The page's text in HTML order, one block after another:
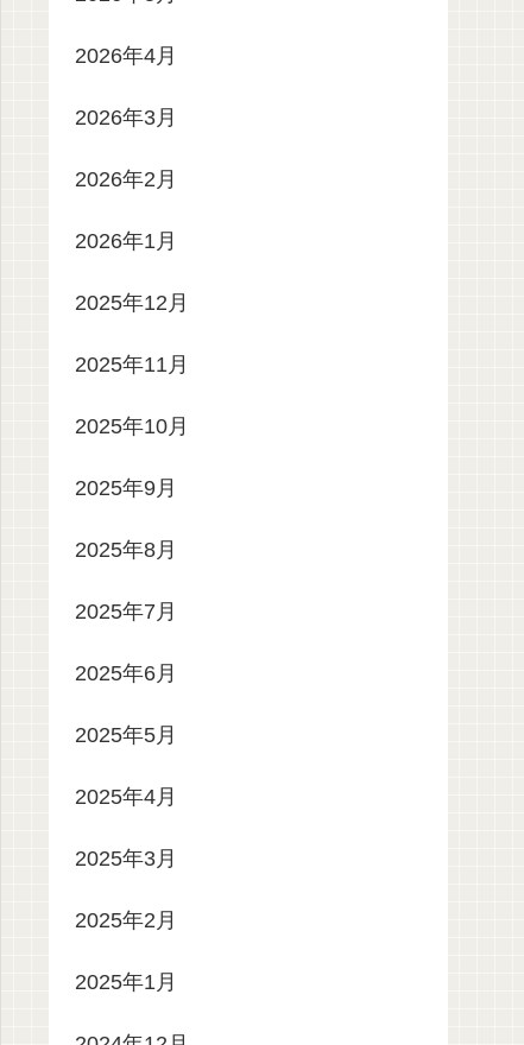
2026年4月
2026年3月
2026年2月
2026年1月
2025年12月
2025年11月
2025年10月
2025年9月
2025年8月
2025年7月
2025年6月
2025年5月
2025年4月
2025年3月
2025年2月
2025年1月